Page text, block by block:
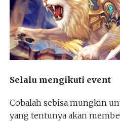
Selalu mengikuti event
Cobalah sebisa mungkin
yang tentunya akan